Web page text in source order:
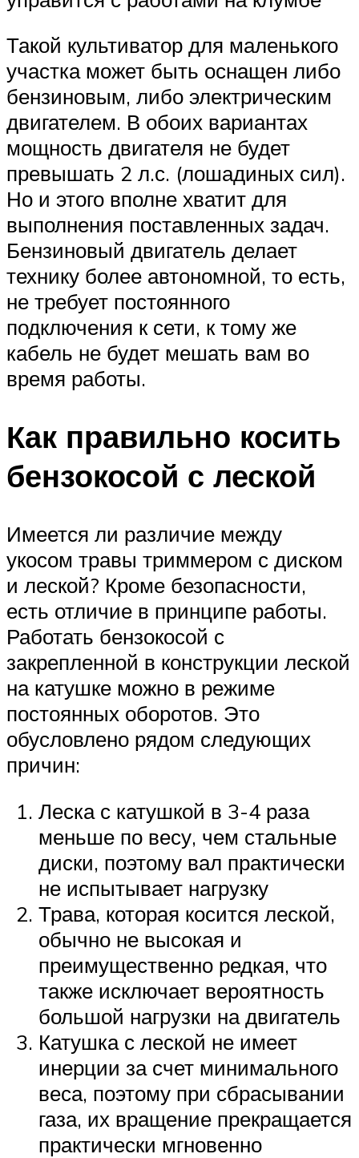
Такой культиватор для маленького
участка может быть оснащен либо
бензиновым, либо электрическим
двигателем. В обоих вариантах
мощность двигателя не будет
превышать 2 л.с. (лошадиных сил).
Но и этого вполне хватит для
выполнения поставленных задач.
Бензиновый двигатель делает
технику более автономной, то есть,
не требует постоянного
подключения к сети, к тому же
кабель не будет мешать вам во
время работы.
Как правильно косить
бензокосой с леской
Имеется ли различие между
укосом травы триммером с диском
и леской? Кроме безопасности,
есть отличие в принципе работы.
Работать бензокосой с
закрепленной в конструкции леской
на катушке можно в режиме
постоянных оборотов. Это
обусловлено рядом следующих
причин:
Леска с катушкой в 3-4 раза
меньше по весу, чем стальные
диски, поэтому вал практически
не испытывает нагрузку
Трава, которая косится леской,
обычно не высокая и
преимущественно редкая, что
также исключает вероятность
большой нагрузки на двигатель
Катушка с леской не имеет
инерции за счет минимального
веса, поэтому при сбрасывании
газа, их вращение прекращается
практически мгновенно